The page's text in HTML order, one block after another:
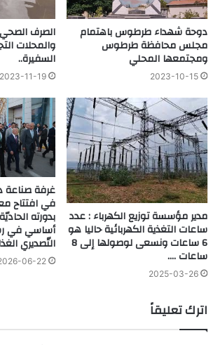
دوحة شهداء طرطوس باهتمام
مجلس محافظة طرطوس
ومجتمعها المحلي
2023-10-15
الصرف
والمحلات
السفيرة..
2023-11-19
مدير مؤسسة توزيع الكهرباء : عدد
ساعات التغذية الكهربائية حاليا هو
6 ساعات ونسعى لوصولها إلى 8
ساعات ….
2025-03-26
غرفة
في افتتاح
بدورته
أساسي في
التّصديري
06-22
اترك تعليقاً